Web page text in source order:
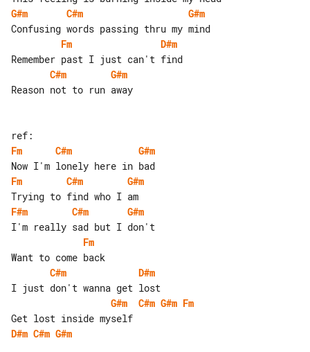
G#m
C#m
G#m
Fm
D#m
C#m
G#m
Reason not to run away
Fm
C#m
G#m
Fm
C#m
G#m
F#m
C#m
G#m
Fm
C#m
D#m
G#m
C#m G#m Fm
D#m C#m G#m